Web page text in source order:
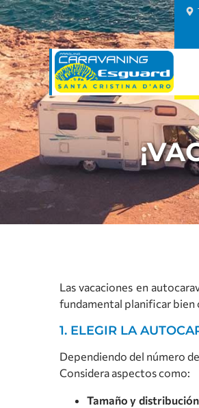
Las vacaciones en
fundamental planificar bien
1. ELEGIR LA
Dependiendo del número
Considera aspectos como:
Tamaño y distribución